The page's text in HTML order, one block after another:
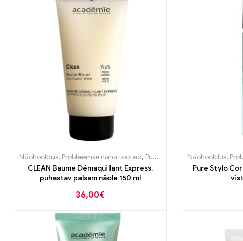
Näohooldus, Probleemse naha tooted, Puhastustooted ,
CLEAN Baume Démaquillant Express,
puhastav palsam näole 150 ml
36,00€
Näohooldus,
Pure Stylo